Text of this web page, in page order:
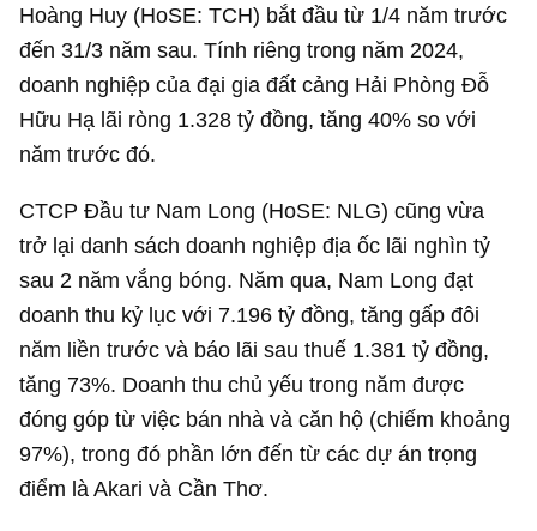
Hoàng Huy (HoSE: TCH) bắt đầu từ 1/4 năm trước
đến 31/3 năm sau. Tính riêng trong năm 2024,
doanh nghiệp của đại gia đất cảng Hải Phòng Đỗ
Hữu Hạ lãi ròng 1.328 tỷ đồng, tăng 40% so với
năm trước đó.
CTCP Đầu tư Nam Long (HoSE: NLG) cũng vừa
trở lại danh sách doanh nghiệp địa ốc lãi nghìn tỷ
sau 2 năm vắng bóng. Năm qua, Nam Long đạt
doanh thu kỷ lục với 7.196 tỷ đồng, tăng gấp đôi
năm liền trước và báo lãi sau thuế 1.381 tỷ đồng,
tăng 73%. Doanh thu chủ yếu trong năm được
đóng góp từ việc bán nhà và căn hộ (chiếm khoảng
97%), trong đó phần lớn đến từ các dự án trọng
điểm là Akari và Cần Thơ.